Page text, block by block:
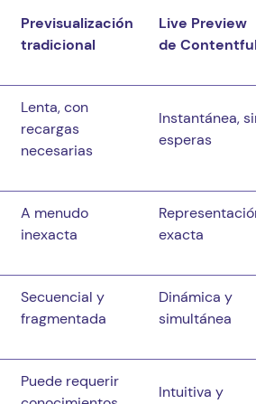
Previsualización
tradicional
Live Preview
de Contentful
Lenta, con
recargas
necesarias
Instantánea, sin
esperas
A menudo
inexacta
Representación
exacta
Secuencial y
fragmentada
Dinámica y
simultánea
Puede requerir
Intuitiva y